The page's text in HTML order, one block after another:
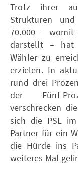
Trotz ihrer
Strukturen
70.000 –
darstellt – hat
Wähler zu
erzielen. In
rund drei
der Fünf-
verschrecken
sich die PSL
Partner für ein
die Hürde ins
weiteres Mal